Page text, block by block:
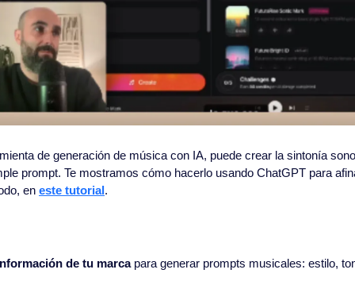
de generación de música con IA, puede crear la sintonía
prompt. Te mostramos cómo hacerlo usando ChatGPT para
en este tutorial .
de tu marca para generar prompts musicales: estilo,